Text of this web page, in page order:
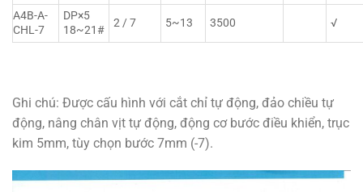
A4B-A-
CHL-7
DP×5
18~21#
2 / 7 5~13 3500 √
Ghi chú: Được cấu hình với cắt chỉ tự động, đảo chiều tự
động, nâng chân vịt tự động, động cơ bước điều khiển, trục
kim 5mm, tùy chọn bước 7mm (-7).